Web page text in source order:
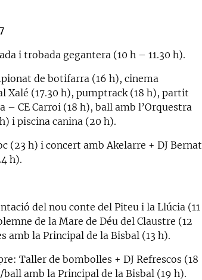
i trobada gegantera (10 h – 11.30 h).
de botifarra (16 h), cinema
Xalé (17.30 h), pumptrack (18 h), partit
– CE Carroi (18 h), ball amb l’Orquestra
i piscina canina (20 h).
(23 h) i concert amb Akelarre + DJ Bernat
h).
del nou conte del Piteu i la Llúcia (11
de la Mare de Déu del Claustre (12
amb la Principal de la Bisbal (13 h).
Taller de bombolles + DJ Refrescos (18
amb la Principal de la Bisbal (19 h).